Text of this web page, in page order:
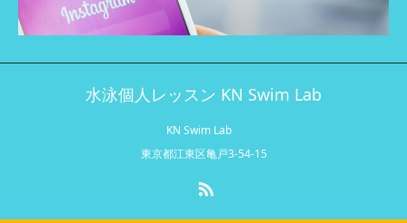
水泳個人レッスン KN Swim Lab
KN Swim Lab
東京都江東区亀戸3-54-15